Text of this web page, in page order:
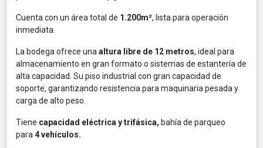
Cuenta con un área total de 1.200m², lista para operación
inmediata.
La bodega ofrece una altura libre de 12 metros, ideal para
almacenamiento en gran formato o sistemas de estantería de
alta capacidad. Su piso industrial con gran capacidad de
soporte, garantizando resistencia para maquinaria pesada y
carga de alto peso.
Tiene capacidad eléctrica y trifásica, bahía de parqueo
para 4 vehículos.